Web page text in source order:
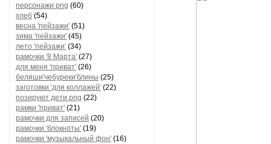
персонажи png (60)
хлеб (54)
весна 'пейзажи' (51)
зима 'пейзажи' (45)
лето 'пейзажи' (34)
рамочки '8 Марта' (27)
для меня 'приват' (26)
беляши'чебуреки'блины (25)
заготовки 'для коллажей' (22)
позируют дети png (22)
рамки 'приват' (21)
рамочки для записей (20)
рамочки 'блокноты' (19)
рамочки 'музыкальный фон' (16)